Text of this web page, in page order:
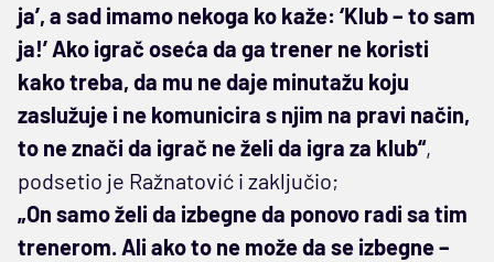
ja’, a sad imamo nekoga ko kaže: ‘Klub – to sam
ja!’ Ako igrač oseća da ga trener ne koristi
kako treba, da mu ne daje minutažu koju
zaslužuje i ne komunicira s njim na pravi način,
to ne znači da igrač ne želi da igra za klub“,
podsetio je Ražnatović i zaključio;
„On samo želi da izbegne da ponovo radi sa tim
trenerom. Ali ako to ne može da se izbegne –